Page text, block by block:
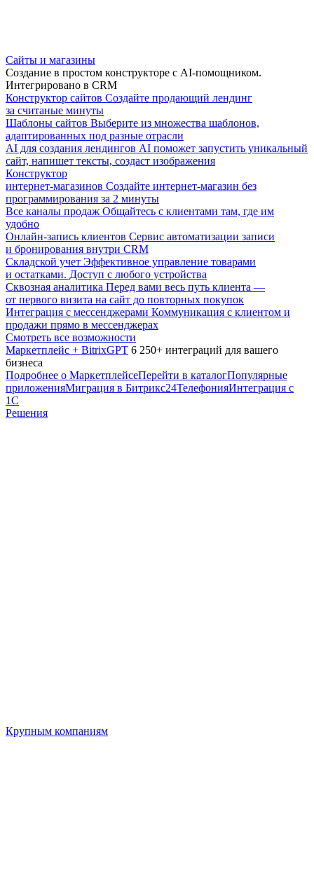
Сайты и магазины
Создание в простом конструкторе с AI-помощником.
Интегрировано в CRM
Конструктор сайтов Создайте продающий лендинг
за считаные минуты
Шаблоны сайтов Выберите из множества шаблонов,
адаптированных под разные отрасли
AI для создания лендингов AI поможет запустить уникальный
сайт, напишет тексты, создаст изображения
Конструктор
интернет-магазинов Создайте интернет-магазин без
программирования за 2 минуты
Все каналы продаж Общайтесь с клиентами там, где им
удобно
Онлайн-запись клиентов Сервис автоматизации записи
и бронирования внутри CRM
Складской учет Эффективное управление товарами
и остатками. Доступ с любого устройства
Сквозная аналитика Перед вами весь путь клиента —
от первого визита на сайт до повторных покупок
Интеграция с мессенджерами Коммуникация с клиентом и
продажи прямо в мессенджерах
Смотреть все возможности
Маркетплейс + BitrixGPT 6 250+ интеграций для вашего
бизнеса
Подробнее о МаркетплейсеПерейти в каталогПопулярные
приложенияМиграция в Битрикс24ТелефонияИнтеграция с
1С
Решения
Крупным компаниям